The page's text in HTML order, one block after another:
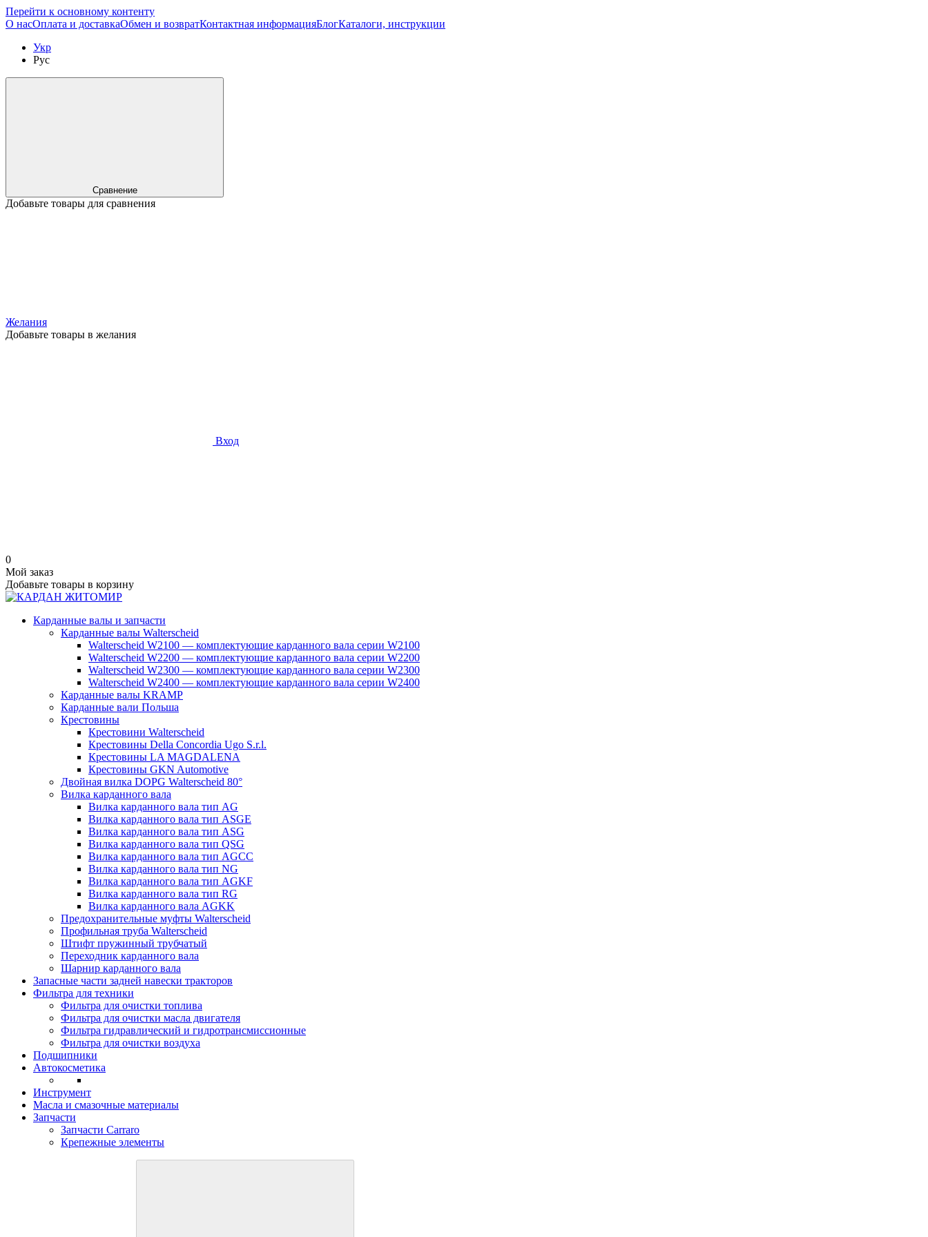
Перейти к основному контенту
О насОплата и доставкаОбмен и возвратКонтактная информацияБлогКаталоги, инструкции
Укр
Рус
Сравнение
Добавьте товары для сравнения
Желания
Добавьте товары в желания
Вход
0
Мой заказ
Добавьте товары в корзину
Карданные валы и запчасти
Карданные валы Walterscheid
Walterscheid W2100 — комплектующие карданного вала серии W2100
Walterscheid W2200 — комплектующие карданного вала серии W2200
Walterscheid W2300 — комплектующие карданного вала серии W2300
Walterscheid W2400 — комплектующие карданного вала серии W2400
Карданные валы KRAMP
Карданные вали Польша
Крестовины
Крестовини Walterscheid
Крестовины Della Concordia Ugo S.r.l.
Крестовины LA MAGDALENA
Крестовины GKN Automotive
Двойная вилка DOPG Walterscheid 80°
Вилка карданного вала
Вилка карданного вала тип AG
Вилка карданного вала тип ASGE
Вилка карданного вала тип ASG
Вилка карданного вала тип QSG
Вилка карданного вала тип AGCC
Вилка карданного вала тип NG
Вилка карданного вала тип AGKF
Вилка карданного вала тип RG
Вилка карданного вала AGKK
Предохранительные муфты Walterscheid
Профильная труба Walterscheid
Штифт пружинный трубчатый
Переходник карданного вала
Шарнир карданного вала
Запасные части задней навески тракторов
Фильтра для техники
Фильтра для очистки топлива
Фильтра для очистки масла двигателя
Фильтра гидравлический и гидротрансмиссионные
Фильтра для очистки воздуха
Подшипники
Автокосметика
Инструмент
Масла и смазочные материалы
Запчасти
Запчасти Carraro
Крепежные элементы